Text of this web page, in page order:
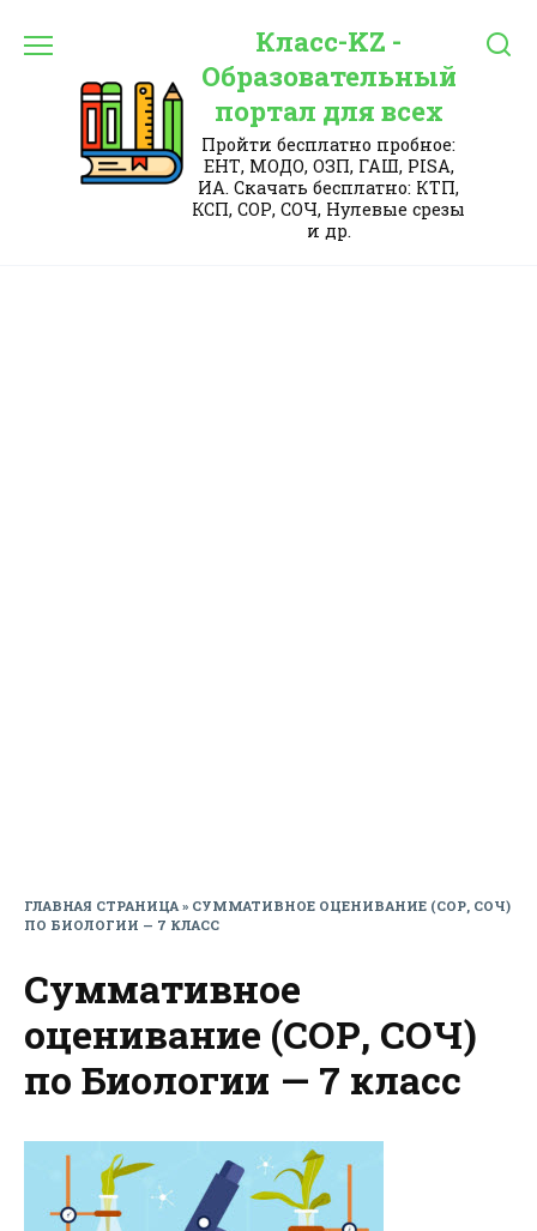
Класс-KZ -
Образовательный
портал для всех
Пройти бесплатно пробное:
ЕНТ, МОДО, ОЗП, ГАШ, PISA,
ИА. Скачать бесплатно: КТП,
КСП, СОР, СОЧ, Нулевые срезы
и др.
ГЛАВНАЯ СТРАНИЦА» СУММАТИВНОЕ ОЦЕНИВАНИЕ (СОР, СОЧ)
ПО БИОЛОГИИ — 7 КЛАСС
Суммативное
оценивание (СОР, СОЧ)
по Биологии — 7 класс